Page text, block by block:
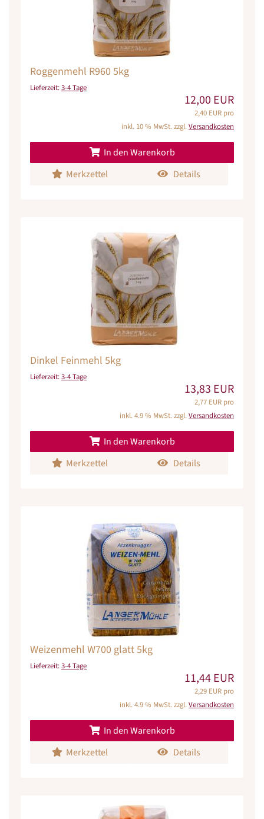
Roggenmehl R960 5kg
Lieferzeit:3-4 Tage
12,00 EUR
2,40 EUR pro
inkl. 10 % MwSt. zzgl.Versandkosten
In den Warenkorb
Merkzettel
Details
Dinkel Feinmehl 5kg
Lieferzeit:3-4 Tage
13,83 EUR
2,77 EUR pro
inkl. 4.9 % MwSt. zzgl.Versandkosten
In den Warenkorb
Merkzettel
Details
Weizenmehl W700 glatt 5kg
Lieferzeit:3-4 Tage
11,44 EUR
2,29 EUR pro
inkl. 4.9 % MwSt. zzgl.Versandkosten
In den Warenkorb
Merkzettel
Details